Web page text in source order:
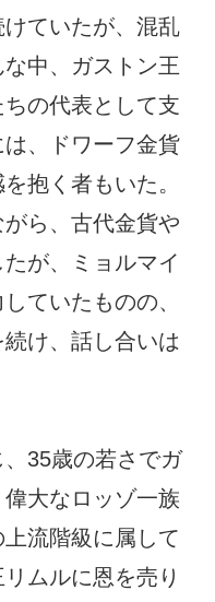
ていたが、混乱
中、ガストン王
の代表として支
、ドワーフ金貨
抱く者もいた。
ら、古代金貨や
が、ミョルマイ
ていたものの、
け、話し合いは
35歳の若さでガ
大なロッゾ一族
流階級に属して
ムルに恩を売り